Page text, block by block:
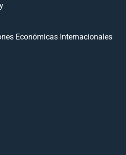
Económicas Internacionales